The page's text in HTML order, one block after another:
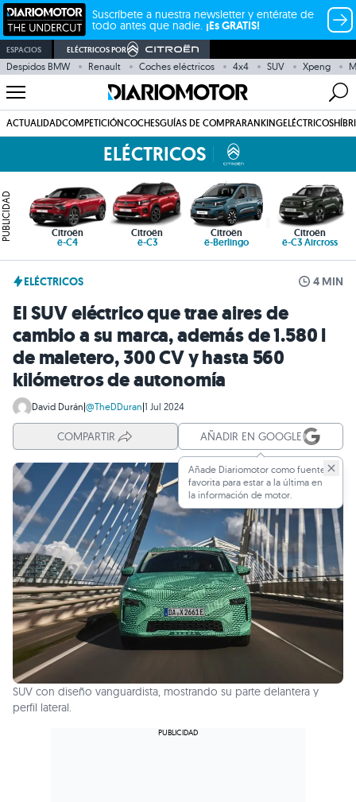
Suscríbete a nuestra newsletter y entérate de
todo antes que nadie. ¡Es GRATIS!
ESPACIOS ELÉCTRICOS POR
Despidos BMW Renault Coches eléctricos 4x4 SUV Xpeng
ACTUALIDADCOMPETICIÓNCOCHESGUÍAS DE COMPRARANKINGELÉCTRICOS
ELÉCTRICOS
PUBLICIDAD Citroën
ë-C4
Citroën
ë-C3
Citroën
ë-Berlingo
Citroën
ë-C3 Aircross
ELÉCTRICOS 4 MIN
El SUV eléctrico que trae aires de
cambio a su marca, además de 1.580 l
de maletero, 300 CV y hasta 560
kilómetros de autonomía
David Durán|@TheDDuran|1 Jul 2024
COMPARTIR AÑADIR EN GOOGLE
Añade Diariomotor como fuente
favorita para estar a la última en
la información de motor.
SUV con diseño vanguardista, mostrando su parte delantera y
perfil lateral.